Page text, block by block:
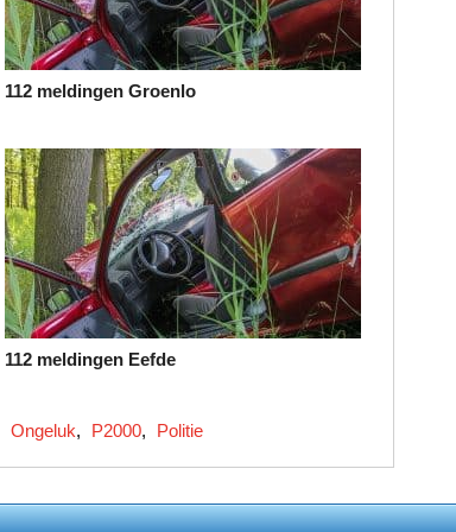
112 meldingen Groenlo
112 meldingen Eefde
Ongeluk, P2000, Politie